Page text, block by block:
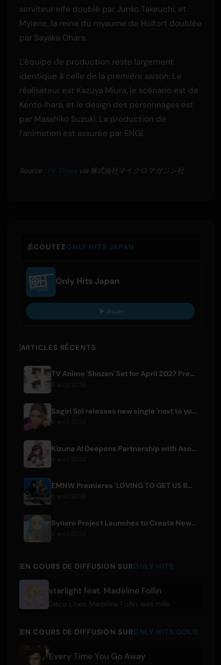
serviteur elfe doublé par Junko Takeuchi, et
Mylene, la reine du royaume de Holfort doublée
par Sayaka Ohara.
L'équipe de production reste largement
identique à celle de la première saison. Le
réalisateur est Kazuya Miura, le scénario est de
Kento Ihara, et le design des personnages est
par Masahiko Suzuki. La production de
l'animation est assurée par ENGI.
Source : PR Timesvia 株式会社マイクロマガジン社
ÉCOUTEZONLY HITS JAPAN
Only Hits Japan
Jouer
ARTICLES RÉCENTS
TV Anime 'Shozen' Set for April 2027 Premiere on Fuji TV
Sagiri Sol releases new single 'next to your love' after hiatus
Kizuna AI Deepens Partnership with Asobisystem Ahead of 10th Anniversary World Tour
EMNW Premieres 'LOVING TO GET US BY' Music Video on August 7
Synxro Project Launches to Create New IP from Fictional Anime Openings
EN COURS DE DIFFUSION SURONLY HITS
starlight feat. Madeline Follin
Disco Lines Madeline Follin wes mills
EN COURS DE DIFFUSION SURONLY HITS GOLD
Every Time You Go Away